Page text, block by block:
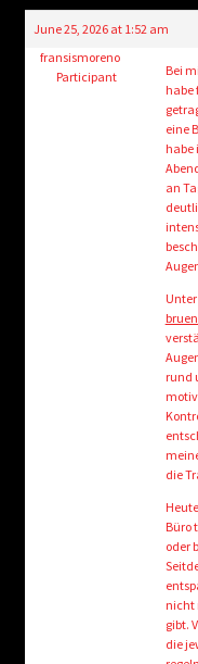
Login/Create Account
June 25, 2026 at 1:52 am
fransismoreno
Participant
Bei
habe
eine
habe
an
rund
die
Büro
oder
nicht
gibt.
die